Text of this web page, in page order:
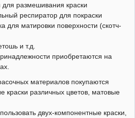
для размешивания краски
респиратор для покраски
для матировки поверхности (скотч-
и т.д.
приобретаются на
материалов покупаются
краски различных цветов, матовые
двух-компонентные краски,